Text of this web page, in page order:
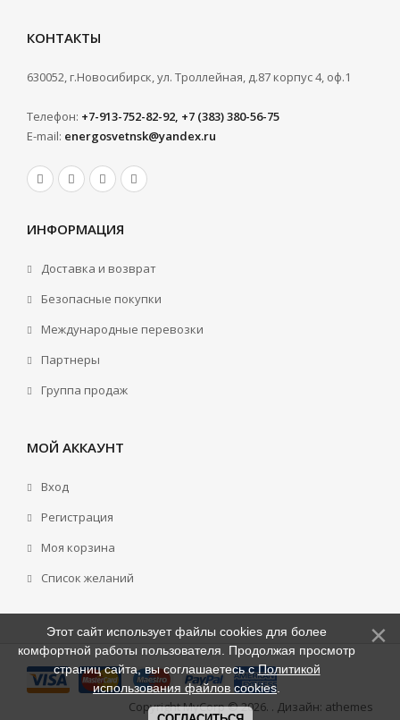
КОНТАКТЫ
630052, г.Новосибирск, ул. Троллейная, д.87 корпус 4, оф.1
Телефон: +7-913-752-82-92, +7 (383) 380-56-75
E-mail: energosvetnsk@yandex.ru
ИНФОРМАЦИЯ
Доставка и возврат
Безопасные покупки
Международные перевозки
Партнеры
Группа продаж
МОЙ АККАУНТ
Вход
Регистрация
Моя корзина
Cписок желаний
Copyright MyCorp © 2026. . Дизайн: athemes
Этот сайт использует файлы cookies для более
комфортной работы пользователя. Продолжая просмотр
страниц сайта, вы соглашаетесь сПолитикой
использования файлов cookies